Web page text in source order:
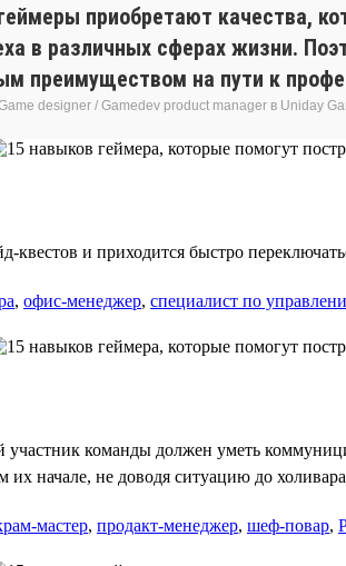
приобретают качества,
в различных сферах жизни.
преимуществом на пути к
designer / Gamedev product manager в Uniday
квестов и приходится быстро
, офис-менеджер, специалист по
команды должен уметь
начале, не доводя ситуацию до
мастер, продакт-менеджер, шеф-повар,